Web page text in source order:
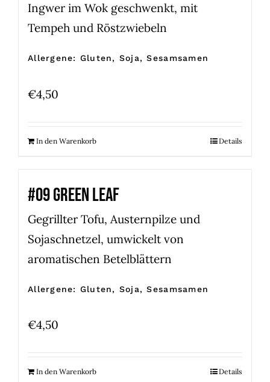
Ingwer im Wok geschwenkt, mit
Tempeh und Röstzwiebeln
Allergene: Gluten, Soja, Sesamsamen
€4,50
In den Warenkorb Details
#09 GREEN LEAF
Gegrillter Tofu, Austernpilze und
Sojaschnetzel, umwickelt von
aromatischen Betelblättern
Allergene: Gluten, Soja, Sesamsamen
€4,50
In den Warenkorb Details